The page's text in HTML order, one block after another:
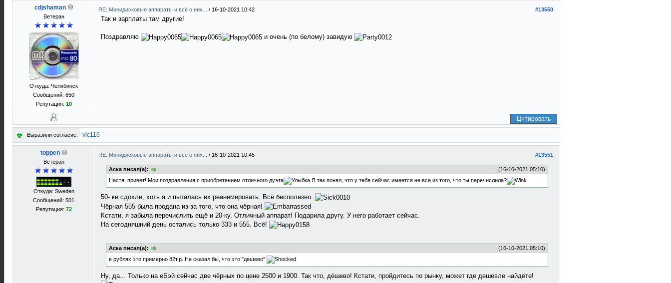
cdjshaman
Ветеран
Откуда: Челябинск
Сообщений: 650
Репутация: 10
#13550
RE: Минидисковые аппараты и всё о них... / 16-10-2021 10:42
Так и зарплаты там другие!
Поздравляю и очень (по белому) завидую
Цитировать
Выразили согласие: vic116
toppen
Ветеран
Откуда: Sweden
Сообщений: 501
Репутация: 72
#13551
RE: Минидисковые аппараты и всё о них... / 16-10-2021 10:45
(16-10-2021 05:10)
Аска писал(а):
Настя, привет! Мои поздравления с приобретением отличного дуэта
Я так понял, что у тебя сейчас имеется не все из того, что ты перечислила?
50- ки сдохли, хоть я и пыталась их реанимировать. Всё бесполезно.
Чёрная 555 была продана из-за того, что она чёрная!
Кстати, я забыла перечислить ещё и 20-ку. Отличный аппарат! Подарила другу. У него работает сейчас.
На сегодняшний день остались только 333 и 555. Всё!
(16-10-2021 05:10)
Аска писал(а):
в рублях это примерно 82т.р. Не сказал бы, что это "дешево"
Ну, да... Только на еБэй сейчас две чёрных по цене 2500 и 1900. Так что, дёшево! Кстати, пройдитесь по рынку, может где дешевле найдёте!